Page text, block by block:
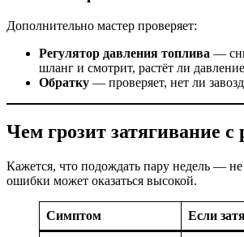
Дополнительно мастер проверяет:
Регулятор давления топлива —
шланг и смотрит, растёт ли
Обратку — проверяет, нет ли
Чем грозит затягивание с
Кажется, что подождать пару недель —
ошибки может оказаться высокой.
Симптом Если